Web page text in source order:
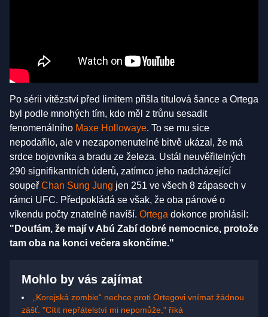
Po sérii vítězství před limitem přišla titulová šance a Ortega
byl podle mnohých tím, kdo měl z trůnu sesadit
fenomenálního Maxe Hollowaye. To se mu sice
nepodařilo, ale v nezapomenutelné bitvě ukázal, že má
srdce bojovníka a bradu ze železa. Ustál neuvěřitelných
290 signifikantních úderů, zatímco jeho nadcházející
soupeř Chan Sung Jung jen 251 ve všech 8 zápasech v
rámci UFC. Předpokládá se však, že oba pánové o
víkendu počty znatelně navíší. Ortega dokonce prohlásil:
"Doufám, že mají v Abú Zabí dobré nemocnice, protože
tam oba na konci večera skončíme."
Mohlo by vás zajímat
„Korejská zombie“ nechce proti Ortegovi vnímat žádnou
zášť. "Cítit nepřátelství mi nepomůže," říká